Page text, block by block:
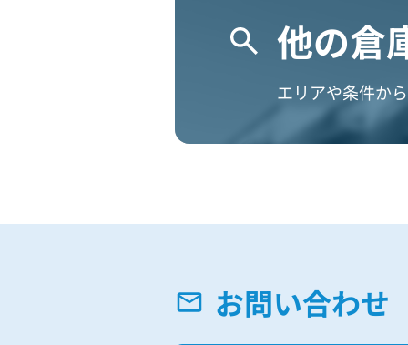
他の倉
エリアや条件か
お問い合わせ